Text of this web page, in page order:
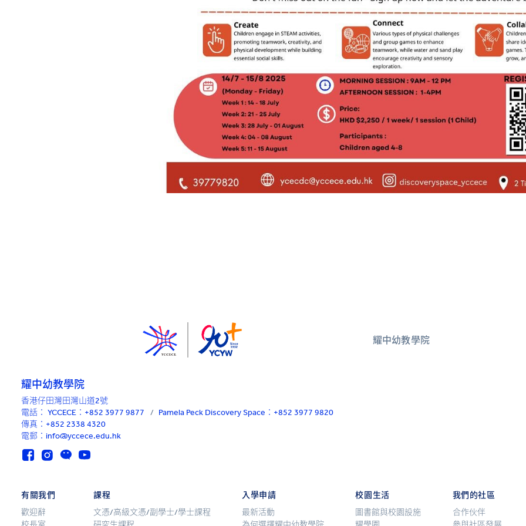
耀中幼教學院
耀中幼教學院
香港仔田灣田灣山道2號
電話： YCCECE：+852 3977 9877 / Pamela Peck Discovery Space：+852 3977 9820
傳真：+852 2338 4320
電郵：info@yccece.edu.hk
有關我們
歡迎辭
課程
文憑/高級文憑/副學士/學士課程
入學申請
最新活動
校園生活
圖書館與校園設施
我們的社區
合作伙伴